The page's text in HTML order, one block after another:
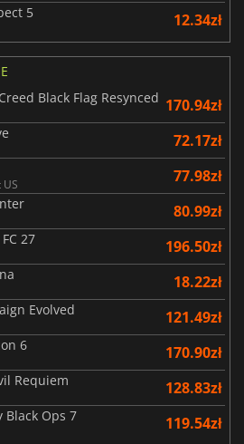
5 12.34zł
Black Flag Resynced 170.94zł
72.17zł
77.98zł
80.99zł
FC 27 196.50zł
18.22zł
Evolved 121.49zł
6 170.90zł
Requiem 128.83zł
Black Ops 7 119.54zł